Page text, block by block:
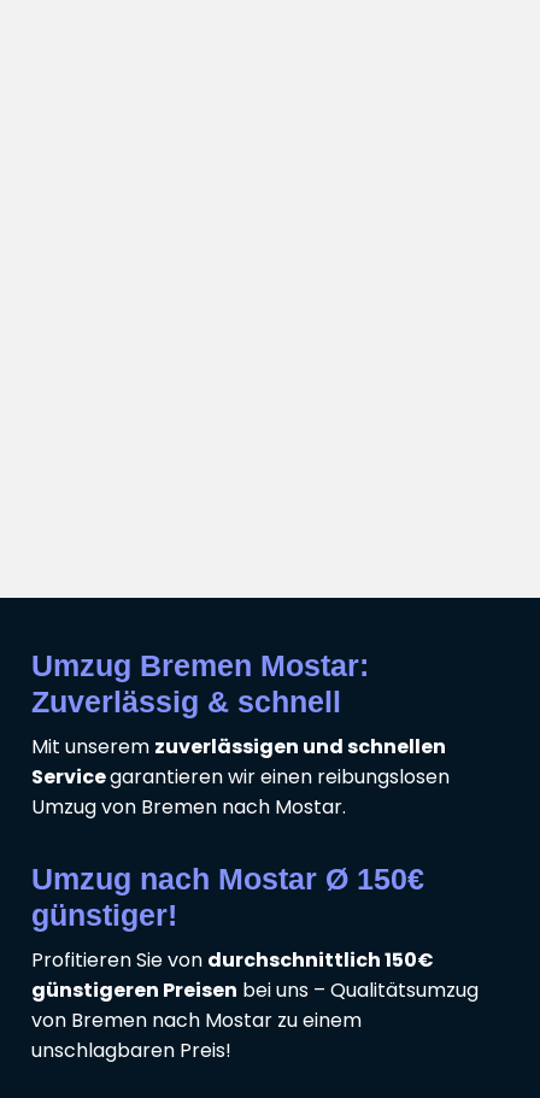
Umzug Bremen Mostar:
Zuverlässig & schnell
Mit unserem zuverlässigen und schnellen
Servicegarantieren wir einen reibungslosen
Umzug von Bremen nach Mostar.
Umzug nach Mostar Ø 150€
günstiger!
Profitieren Sie von durchschnittlich 150€
günstigeren Preisen bei uns – Qualitätsumzug
von Bremen nach Mostar zu einem
unschlagbaren Preis!